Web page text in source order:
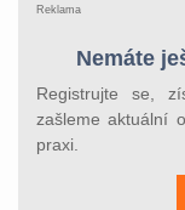
Reklama
Nemáte
Registrujte se,
zašleme aktuální
praxi.